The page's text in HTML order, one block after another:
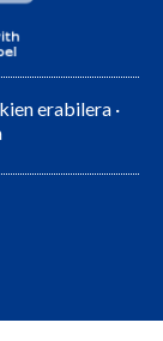
erabilera ·